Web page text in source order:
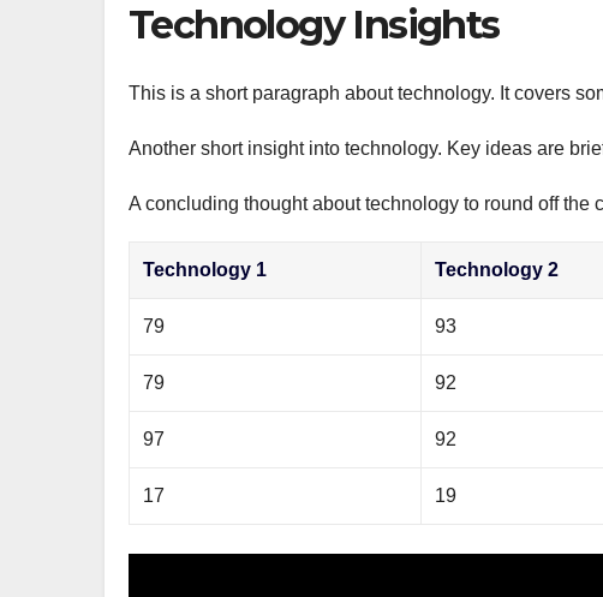
Technology Insights
This is a short paragraph about technology. It covers
Another short insight into technology. Key ideas are
A concluding thought about technology to round off the
Technology 1 Technology 2
79 93
79 92
97 92
17 19